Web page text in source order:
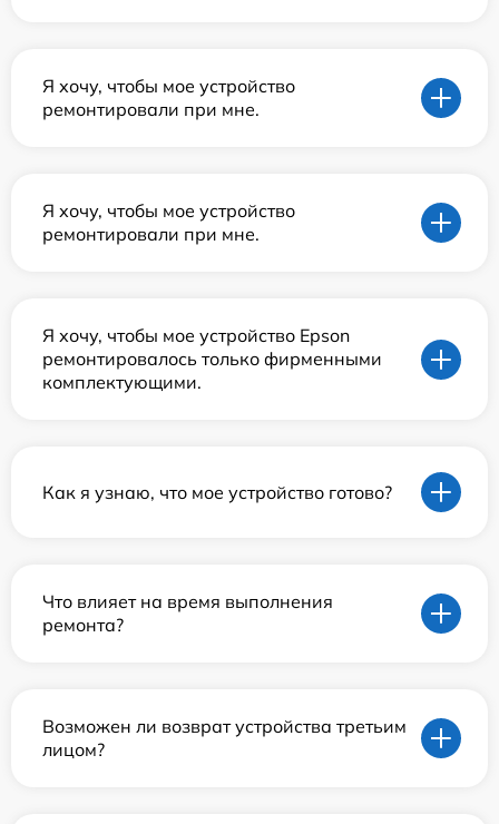
Я хочу, чтобы мое устройство
ремонтировали при мне.
Я хочу, чтобы мое устройство
ремонтировали при мне.
Я хочу, чтобы мое устройство Epson
ремонтировалось только фирменными
комплектующими.
Как я узнаю, что мое устройство готово?
Что влияет на время выполнения
ремонта?
Возможен ли возврат устройства третьим
лицом?